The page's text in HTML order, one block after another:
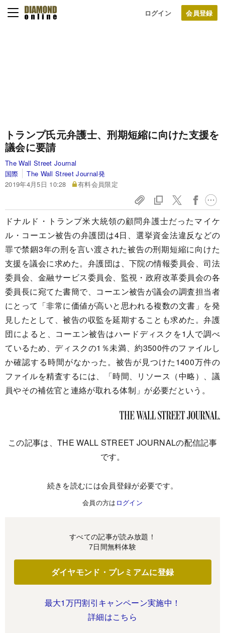
ログイン
トランプ氏元弁護士、刑期短縮に向けた支援を
議会に要請
The Wall Street Journal
国際
The Wall Street Journal発
2019年4月5日 10:28
有料会員限定
ドナルド・トランプ米大統領の顧問弁護士だったマイケ
ル・コーエン被告の弁護団は4日、選挙資金法違反などの
罪で禁錮3年の刑を言い渡された被告の刑期短縮に向けた
支援を議会に求めた。弁護団は、下院の情報委員会、司法
委員会、金融サービス委員会、監視・政府改革委員会の各
委員長に宛てた書簡で、コーエン被告が議会の調査担当者
にとって「非常に価値が高いと思われる複数の文書」を発
見したとして、被告の収監を延期することも求めた。弁護
団によると、コーエン被告はハードディスクを1人で調べ
ているため、ディスクの1％未満、約3500件のファイルし
か確認する時間がなかった。被告が見つけた1400万件の
ファイルを精査するには、「時間、リソース（中略）、議
員やその補佐官と連絡が取れる体制」が必要だという。
この記事は、THE WALL STREET JOURNALの配信記事
です。
続きを読むには会員登録が必要です。
会員の方は ログイン
すべての記事が読み放題！
7日間無料体験
ダイヤモンド・プレミアムに登録
最大1万円割引キャンペーン実施中！
詳細はこちら